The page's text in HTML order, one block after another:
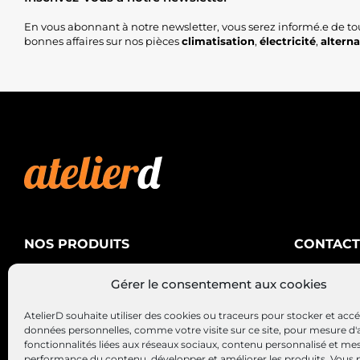
Gérer le consentement aux cookies
AtelierD souhaite utiliser des cookies ou traceurs pour stocker et
données personnelles, comme votre visite sur ce site, pour mesure
fonctionnalités liées aux réseaux sociaux, contenu personnalisé et
En vous abonnant à notre newsletter, vous serez informé.e de
bonnes affaires sur nos piècesclimatisation, électricité,
NOS PRODUITS
Alternateurs – Démarreurs
CONTACT
AtelierD
88200
03 29 22 34